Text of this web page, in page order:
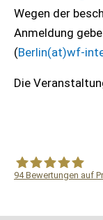
Wegen der
Anmeldung
(Berlin(at)wf-
Die
94Bewertungen auf